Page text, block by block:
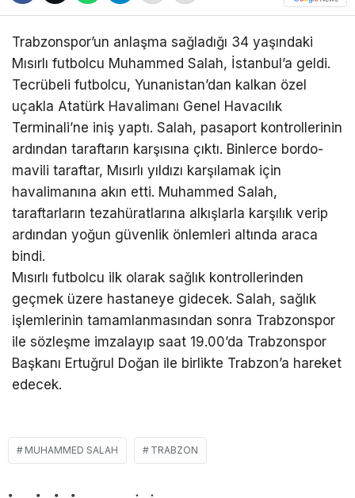
Trabzonspor’un anlaşma sağladığı 34 yaşındaki
Mısırlı futbolcu Muhammed Salah, İstanbul’a geldi.
Tecrübeli futbolcu, Yunanistan’dan kalkan özel
uçakla Atatürk Havalimanı Genel Havacılık
Terminali’ne iniş yaptı. Salah, pasaport kontrollerinin
ardından taraftarın karşısına çıktı. Binlerce bordo-
mavili taraftar, Mısırlı yıldızı karşılamak için
havalimanına akın etti. Muhammed Salah,
taraftarların tezahüratlarına alkışlarla karşılık verip
ardından yoğun güvenlik önlemleri altında araca
bindi.
Mısırlı futbolcu ilk olarak sağlık kontrollerinden
geçmek üzere hastaneye gidecek. Salah, sağlık
işlemlerinin tamamlanmasından sonra Trabzonspor
ile sözleşme imzalayıp saat 19.00’da Trabzonspor
Başkanı Ertuğrul Doğan ile birlikte Trabzon’a hareket
edecek.
MUHAMMED SALAH TRABZON